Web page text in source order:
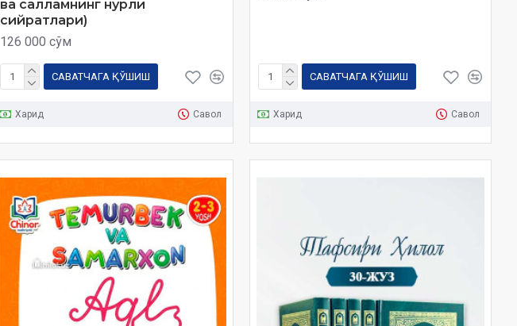
ва салламнинг нурли
сийратлари)
126 000 сўм
САВАТЧАГА ҚЎШИШ
Харид Савол
САВАТЧАГА ҚЎШИШ
Харид Савол